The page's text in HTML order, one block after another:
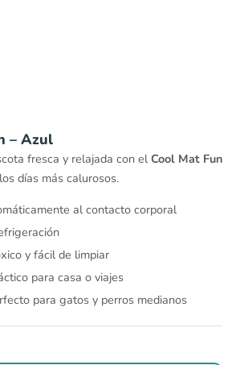
– Azul
fresca y relajada con elCool Mat Fun
días más calurosos.
al contacto corporal
y fácil de limpiar
para casa o viajes
para gatos y perros medianos